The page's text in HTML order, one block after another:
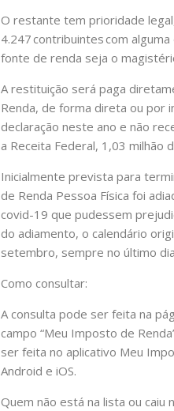
O restante tem prioridade
4.247 contribuintes com
fonte de renda seja o
A restituição será paga
Renda, de forma direta ou por
declaração neste ano e não
a Receita Federal, 1,03 milhão
Inicialmente prevista para
de Renda Pessoa Física foi
covid-19 que pudessem
do adiamento, o calendário
setembro, sempre no último
Como consultar:
A consulta pode ser feita na
campo “Meu Imposto de
ser feita no aplicativo Meu
Android e iOS.
Quem não está na lista ou